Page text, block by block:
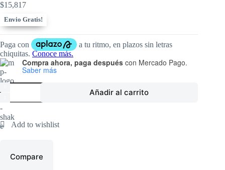
$15,817
Envio Gratis!
Compra ahora, paga después con Mercado Pago.
Saber más
Flip
256gb
12
RAM,
Añadir al carrito
Compare